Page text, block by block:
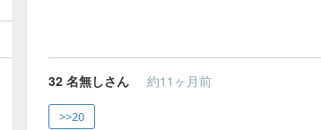
32 名無しさん 約11ヶ月前
>>20